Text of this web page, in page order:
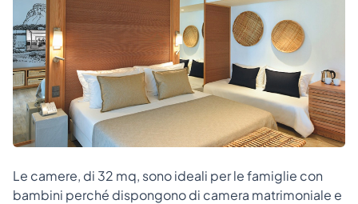
Le camere, di 32 mq, sono ideali per le famiglie con
bambini perché dispongono di camera matrimoniale e